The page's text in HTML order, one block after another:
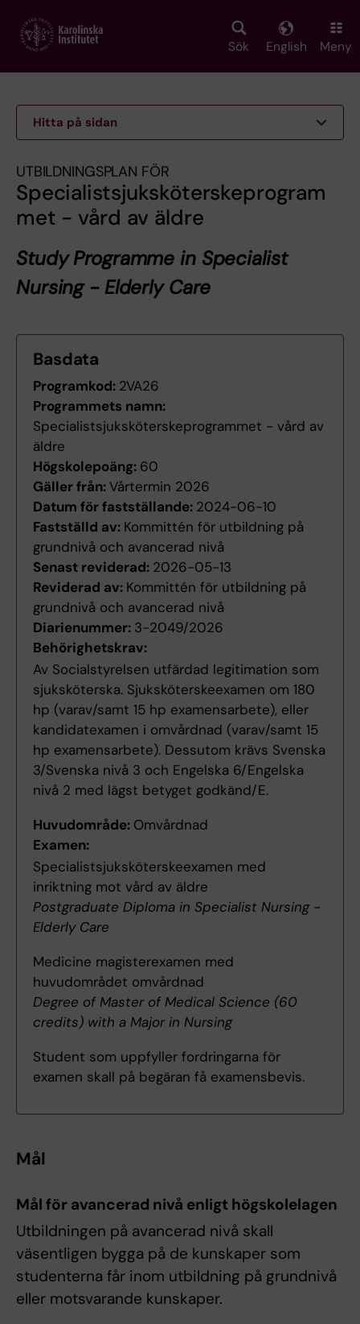
main
Sök English Meny
Hitta på sidan
UTBILDNINGSPLAN FÖR
Specialistsjuksköterskeprogram
met - vård av äldre
Study Programme in Specialist
Nursing - Elderly Care
Basdata
Programkod: 2VA26
Programmets namn:
Specialistsjuksköterskeprogrammet - vård av
äldre
Högskolepoäng: 60
Gäller från:Vårtermin 2026
Datum för fastställande: 2024-06-10
Fastställd av: Kommittén för utbildning på
grundnivå och avancerad nivå
Senast reviderad: 2026-05-13
Reviderad av: Kommittén för utbildning på
grundnivå och avancerad nivå
Diarienummer: 3-2049/2026
Behörighetskrav:
Av Socialstyrelsen utfärdad legitimation som
sjuksköterska. Sjuksköterskeexamen om 180
hp (varav/samt 15 hp examensarbete), eller
kandidatexamen i omvårdnad (varav/samt 15
hp examensarbete). Dessutom krävs Svenska
3/Svenska nivå 3 och Engelska 6/Engelska
nivå 2 med lägst betyget godkänd/E.
Huvudområde: Omvårdnad
Examen:
Specialistsjuksköterskeexamen med
inriktning mot vård av äldre
Postgraduate Diploma in Specialist Nursing -
Elderly Care
Medicine magisterexamen med
huvudområdet omvårdnad
Degree of Master of Medical Science (60
credits) with a Major in Nursing
Student som uppfyller fordringarna för
examen skall på begäran få examensbevis.
Mål
Mål för avancerad nivå enligt högskolelagen
Utbildningen på avancerad nivå skall
väsentligen bygga på de kunskaper som
studenterna får inom utbildning på grundnivå
eller motsvarande kunskaper.